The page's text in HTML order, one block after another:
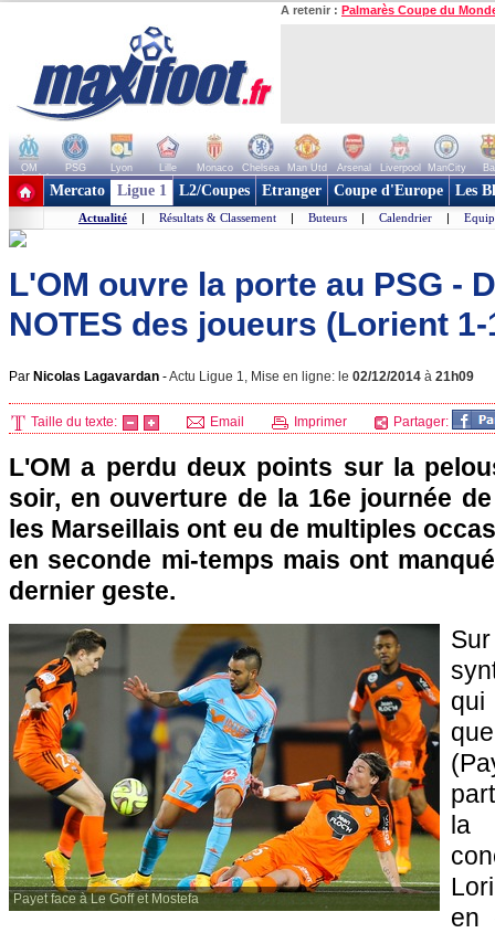
A retenir : Palmarès Coupe du
OM PSG Lyon Lille Monaco Chelsea Man Utd Arsenal Liverpool ManCity
+ de clubs
Mercato Ligue 1 L2/Coupes Etranger Coupe d'Europe Les
Actualité | Résultats & Classement | Buteurs | Calendrier |
L'OM ouvre la porte au PSG -
NOTES des joueurs (Lorient 1-
Par Nicolas Lagavardan -Actu Ligue 1, Mise en ligne: le 02/12/2014 à 21h09
Taille du texte: Email Imprimer Partager:
L'OM a perdu deux points sur la
soir, en ouverture de la 16e journée
les Marseillais ont eu de multiples
en seconde mi-temps mais ont
dernier geste.
Payet face à Le Goff et Mostefa
la
en